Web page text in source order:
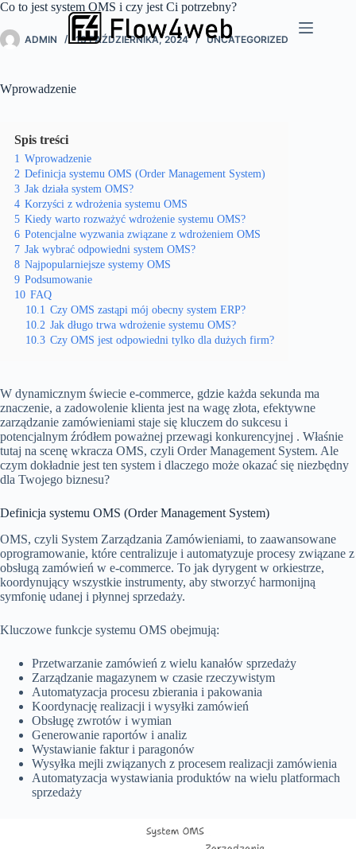
Przejdź
treści
Co to jest system OMS i czy jest Ci potrzebny?
ADMIN 13 PAŹDZIERNIKA, 2024 UNCATEGORIZED
Wprowadzenie
Spis treści
1 Wprowadzenie
2 Definicja systemu OMS (Order Management System)
3 Jak działa system OMS?
4 Korzyści z wdrożenia systemu OMS
5 Kiedy warto rozważyć wdrożenie systemu OMS?
6 Potencjalne wyzwania związane z wdrożeniem OMS
7 Jak wybrać odpowiedni system OMS?
8 Najpopularniejsze systemy OMS
9 Podsumowanie
10 FAQ
10.1 Czy OMS zastąpi mój obecny system ERP?
10.2 Jak długo trwa wdrożenie systemu OMS?
10.3 Czy OMS jest odpowiedni tylko dla dużych firm?
W dynamicznym świecie e-commerce, gdzie każda sekunda ma
znaczenie, a zadowolenie klienta jest na wagę złota, efektywne
zarządzanie zamówieniami staje się kluczem do sukcesu i
potencjalnym źródłem poważnej przewagi konkurencyjnej . Właśnie
tutaj na scenę wkracza OMS, czyli Order Management System. Ale
czym dokładnie jest ten system i dlaczego może okazać się niezbędny
dla Twojego biznesu?
Definicja systemu OMS (Order Management System)
OMS, czyli System Zarządzania Zamówieniami, to zaawansowane
oprogramowanie, które centralizuje i automatyzuje procesy związane z
obsługą zamówień w e-commerce. To jak dyrygent w orkiestrze,
koordynujący wszystkie instrumenty, aby stworzyć harmonijną
symfonię udanej i płynnej sprzedaży.
Kluczowe funkcje systemu OMS obejmują:
Przetwarzanie zamówień z wielu kanałów sprzedaży
Zarządzanie magazynem w czasie rzeczywistym
Automatyzacja procesu zbierania i pakowania
Koordynację realizacji i wysyłki zamówień
Obsługę zwrotów i wymian
Generowanie raportów i analiz
Wystawianie faktur i paragonów
Wysyłka mejli związanych z procesem realizacji zamówienia
Automatyzacja wystawiania produktów na wielu platformach
sprzedaży